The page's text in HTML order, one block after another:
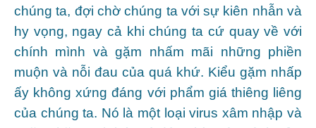
chúng ta, đợi chờ chúng ta với sự kiên nhẫn và
hy vọng, ngay cả khi chúng ta cứ quay về với
chính mình và gặm nhấm mãi những phiền
muộn và nỗi đau của quá khứ. Kiểu gặm nhấp
ấy không xứng đáng với phẩm giá thiêng liêng
của chúng ta. Nó là một loại virus xâm nhập và